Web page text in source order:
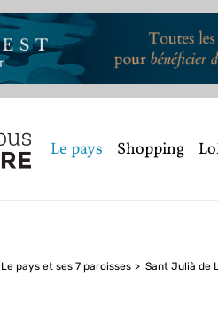
Le pays Shopping
Le pays et ses 7 paroisses Sant Julià de